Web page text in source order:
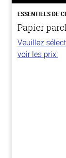
ESSENTIELS DE
Papier
Veuillez
voir les prix.